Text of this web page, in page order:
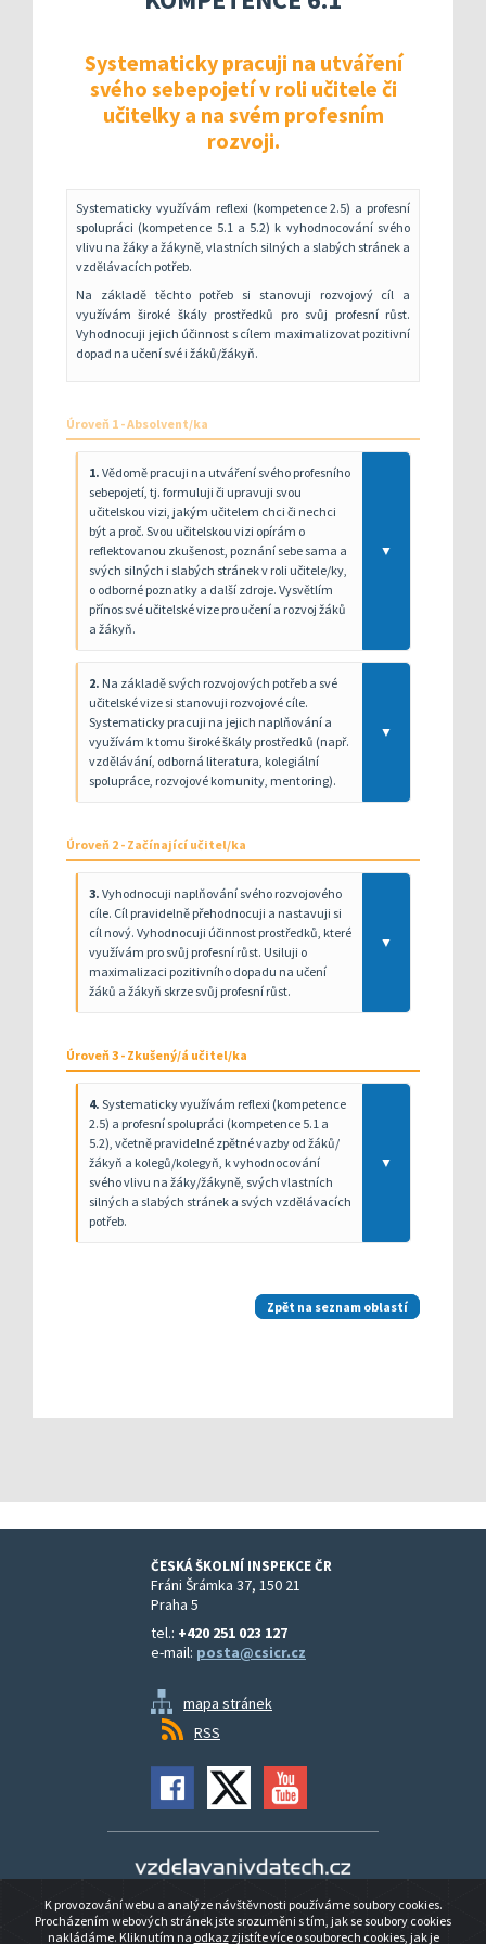
Aktivní škola – podpora
KOMPAS s mentorskou podporou: Cílená
Rok v ředitelně
Metodická
Informační
Příklady
Systematicky pracuji na utváření
svého sebepojetí v roli učitele či
učitelky a na svém profesním
rozvoji.
Systematicky využívám reflexi (kompetence 2.5) a profesní
spolupráci (kompetence 5.1 a 5.2) k vyhodnocování svého
vlivu na žáky a žákyně, vlastních silných a slabých stránek a
vzdělávacích potřeb.
Na základě těchto potřeb si stanovuji rozvojový cíl a
využívám široké škály prostředků pro svůj profesní růst.
Vyhodnocuji jejich účinnost s cílem maximalizovat pozitivní
dopad na učení své i žáků/žákyň.
Úroveň 1 - Absolvent/ka
1. Vědomě pracuji na utváření svého profesního
sebepojetí, tj. formuluji či upravuji svou
učitelskou vizi, jakým učitelem chci či nechci
být a proč. Svou učitelskou vizi opírám o
reflektovanou zkušenost, poznání sebe sama a
svých silných i slabých stránek v roli učitele/ky,
o odborné poznatky a další zdroje. Vysvětlím
přínos své učitelské vize pro učení a rozvoj žáků
a žákyň.
▼
2. Na základě svých rozvojových potřeb a své
učitelské vize si stanovuji rozvojové cíle.
Systematicky pracuji na jejich naplňování a
využívám k tomu široké škály prostředků (např.
vzdělávání, odborná literatura, kolegiální
spolupráce, rozvojové komunity, mentoring).
▼
Úroveň 2 - Začínající učitel/ka
3. Vyhodnocuji naplňování svého rozvojového
cíle. Cíl pravidelně přehodnocuji a nastavuji si
cíl nový. Vyhodnocuji účinnost prostředků, které
využívám pro svůj profesní růst. Usiluji o
maximalizaci pozitivního dopadu na učení
žáků a žákyň skrze svůj profesní růst.
▼
Úroveň 3 - Zkušený/á učitel/ka
4. Systematicky využívám reflexi (kompetence
2.5) a profesní spolupráci (kompetence 5.1 a
5.2), včetně pravidelné zpětné vazby od žáků/
žákyň a kolegů/kolegyň, k vyhodnocování
svého vlivu na žáky/žákyně, svých vlastních
silných a slabých stránek a svých vzdělávacích
potřeb.
▼
Zpět na seznam oblastí
ČESKÁ ŠKOLNÍ INSPEKCE ČR
Fráni Šrámka 37, 150 21
Praha 5
tel.: +420 251 023 127
e-mail: posta@csicr.cz
mapa stránek
RSS
Vzdělávání v datech
Prohlášení o přístupnosti
K provozování webu a analýze návštěvnosti používáme soubory cookies.
Procházením webových stránek jste srozuměni s tím, jak se soubory cookies
nakládáme. Kliknutím na odkazzjistíte více o souborech cookies, jak je